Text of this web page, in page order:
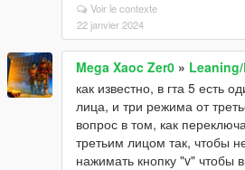
Voir le contexte
22 janvier 2024
Mega Xaoc Zer0 »
как известно, в гта 5 есть
лица, и три режима от
вопрос в том, как
третьим лицом так, чтобы
нажимать кнопку "v" чтобы